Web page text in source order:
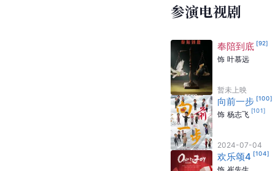
参演电视剧
奉陪到底 [92]
饰 叶慕远
暂未上映
向前一步 [100]
饰 杨志飞 [101]
2024-07-04
欢乐颂4 [104]